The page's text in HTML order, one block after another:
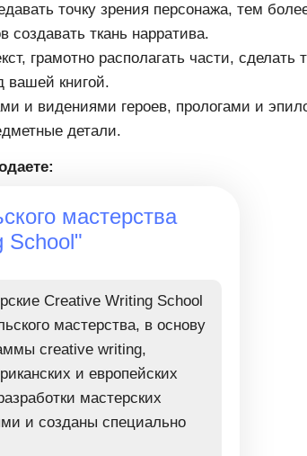
точку зрения персонажа, тем
создавать ткань нарратива.
грамотно располагать части,
вашей книгой.
и видениями героев, прологами и
детали.
мастерства
School"
Creative Writing School
мастерства, в основу
сreative writing,
и европейских
мастерских
и созданы специально